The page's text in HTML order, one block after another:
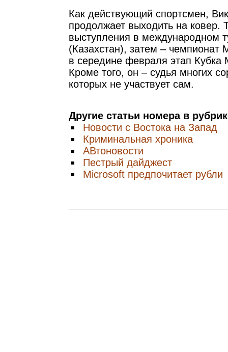
Как действующий спортсмен,
продолжает выходить на ковер.
выступления в международном
(Казахстан), затем –
в середине февраля этап
Кроме того, он – судья многих
которых не участвует сам.
Другие статьи номера в
Новости с Востока на Запад
Криминальная хроника
АВтоновости
Пестрый дайджест
Microsoft предпочитает рубли